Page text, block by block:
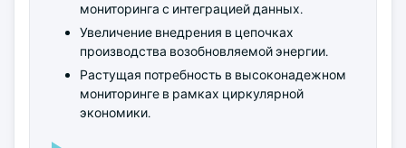
мониторинга с интеграцией данных.
Увеличение внедрения в цепочках
производства возобновляемой энергии.
Растущая потребность в высоконадежном
мониторинге в рамках циркулярной
экономики.